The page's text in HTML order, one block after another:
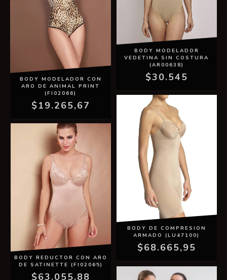
BODY MODELADOR CON
ARO DE ANIMAL PRINT
(FI02066)
$19.265,67
BODY MODELADOR
VEDETINA SIN COSTURA
(AR00638)
$30.545
BODY REDUCTOR CON ARO
DE SATINETTE (FI02065)
$63.055,88
BODY DE COMPRESION
ARMADO (LU47100)
$68.665,95